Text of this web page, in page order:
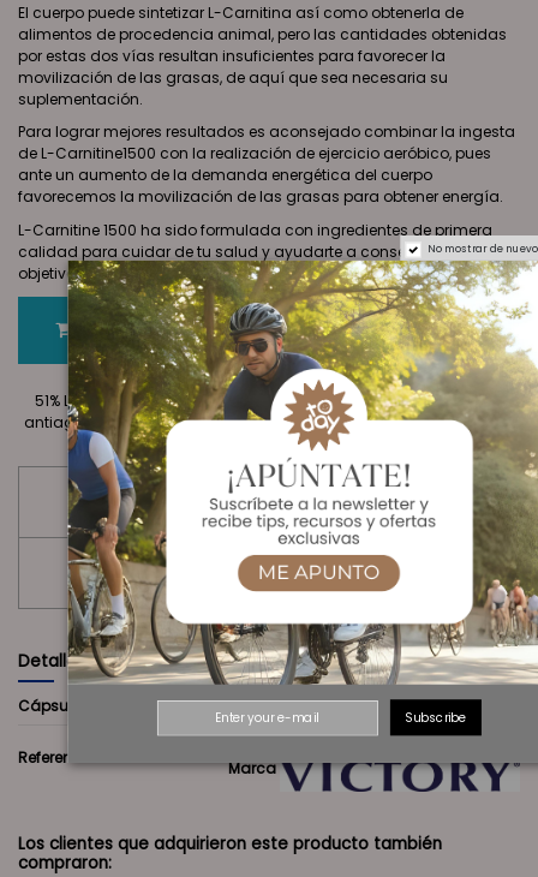
El cuerpo puede sintetizar L-Carnitina así como obtenerla de
alimentos de procedencia animal, pero las cantidades obtenidas
por estas dos vías resultan insuficientes para favorecer la
movilización de las grasas, de aquí que sea necesaria su
suplementación.
Para lograr mejores resultados es aconsejado combinar la ingesta
de L-Carnitine1500 con la realización de ejercicio aeróbico, pues
ante un aumento de la demanda energética del cuerpo
favorecemos la movilización de las grasas para obtener energía.
L-Carnitine 1500 ha sido formulada con ingredientes de primera
calidad para cuidar de tu salud y ayudarte a conseguir tus
objetivos lo antes posible.
Ver Oferta en Amazon
Ingredientes:
51% L-carnitina, acidulante: ácido tartárico; gelatina (cápsula);
antiaglomerante: sales magnésicas de ácidos grasos; colorante:
óxido de hierro.
Información nutricional
por 4
L-Carnitina 1500 mg
Detalles del producto
Cápsulas 100 Unidades
Marca
Referencia
Los clientes que adquirieron este producto también
compraron:
No mostrar de
Subscribe